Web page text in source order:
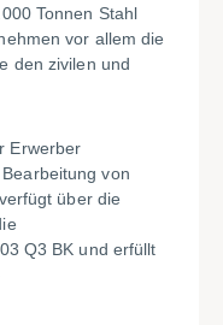
Tonnen Stahl
vor allem die
den zivilen und
Erwerber
von
über die
Q3 BK und erfüllt